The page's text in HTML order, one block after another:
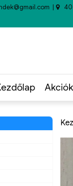
Akciók